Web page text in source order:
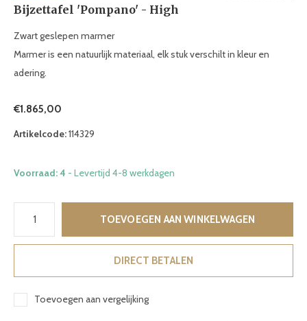
Bijzettafel 'Pompano' - High
Zwart geslepen marmer
Marmer is een natuurlijk materiaal, elk stuk verschilt in kleur en
adering.
€1.865,00
Artikelcode:114329
Voorraad: 4 - Levertijd 4-8 werkdagen
TOEVOEGEN AAN WINKELWAGEN
DIRECT BETALEN
Toevoegen aan vergelijking